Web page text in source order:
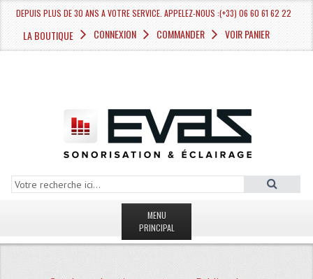
DEPUIS PLUS DE 30 ANS A VOTRE SERVICE. APPELEZ-NOUS :(+33) 06 60 61 62 22
LA BOUTIQUE CONNEXION COMMANDER VOIR PANIER
MENU
PRINCIPAL